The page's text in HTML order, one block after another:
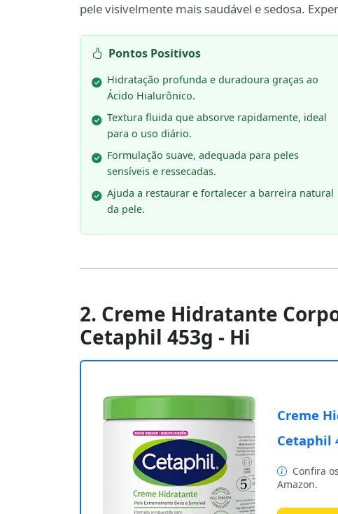
pele visivelmente mais saudável e sedosa.
Pontos Positivos
Hidratação profunda e duradoura graças ao
Ácido Hialurônico.
Textura fluida que absorve rapidamente, ideal
para o uso diário.
Formulação suave, adequada para peles
sensíveis e ressecadas.
Ajuda a restaurar e fortalecer a barreira natural
da pele.
2. Creme Hidratante
Cetaphil 453g - Hi
Creme
Cetaphil
Confira
Amazon.